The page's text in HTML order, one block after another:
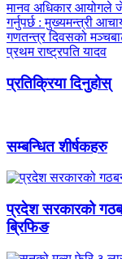
मानव अधिकार आयोगले
गर्नुपर्छ : मुख्यमन्त्री
गणतन्त्र दिवसको
प्रथम राष्ट्रपति यादव
प्रतिक्रिया दिनुहोस्
सम्बन्धित शीर्षकहरु
प्रदेश सरकारको
ब्रिफिङ